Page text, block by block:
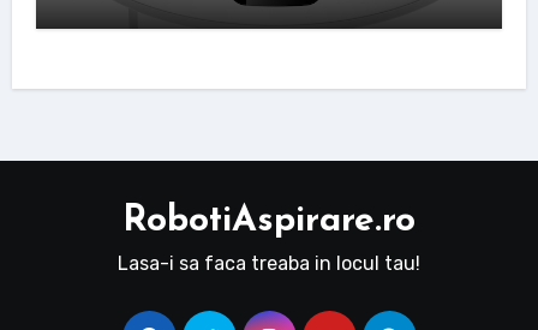
RobotiAspirare.ro
Lasa-i sa faca treaba in locul tau!